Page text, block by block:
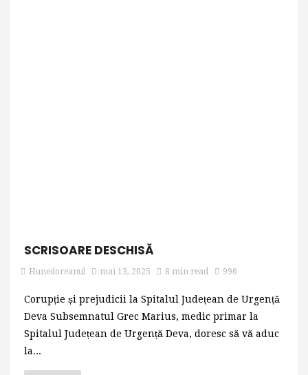
SCRISOARE DESCHISĂ
Hunedoreanul mai 13, 2025 8 min read 996
Corupție și prejudicii la Spitalul Județean de Urgență
Deva Subsemnatul Grec Marius, medic primar la
Spitalul Județean de Urgență Deva, doresc să vă aduc
la...